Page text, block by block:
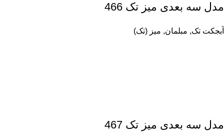
مدل سه بعدی میز تک 466
آبجکت تک, مبلمان, میز (تک)
مدل سه بعدی میز تک 467